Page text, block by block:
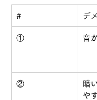
# デ
① 音
②
暗
や